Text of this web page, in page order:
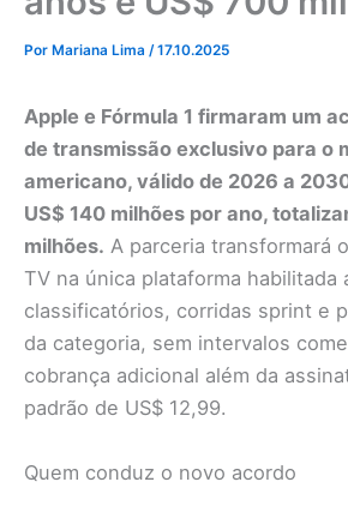
Por Mariana Lima /17.10.2025
Apple e Fórmula 1 firmaram um
de transmissão exclusivo para o
americano, válido de 2026 a
US$ 140 milhões por ano,
milhões. A parceria transformará
TV na única plataforma habilitada
classificatórios, corridas sprint e
da categoria, sem intervalos
cobrança adicional além da
padrão de US$ 12,99.
Quem conduz o novo acordo